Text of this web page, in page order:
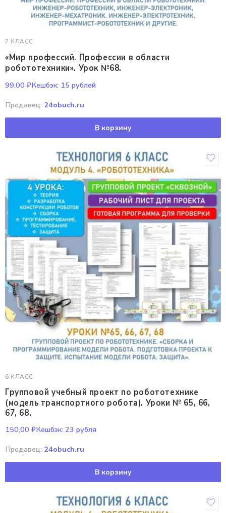
7 КЛАСС
«Мир профессий. Профессии в области
робототехники». Урок №68.
99,00 ₽Кешбэк: 15 рублей
Продавец: 24obuch.ru
В корзину
6 КЛАСС
Групповой учебный проект по робототехнике
(модель транспортного робота). Уроки № 65, 66,
67, 68.
150,00 ₽Кешбэк: 23 рубля
Продавец: 24obuch.ru
В корзину